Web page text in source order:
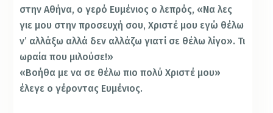
στην Αθήνα, ο γερό Ευμένιος ο λεπρός, «Να λες
γιε μου στην προσευχή σου, Χριστέ μου εγώ θέλω
ν’ αλλάξω αλλά δεν αλλάζω γιατί σε θέλω λίγο». Τι
ωραία που μιλούσε!»
«Βοήθα με να σε θέλω πιο πολύ Χριστέ μου»
έλεγε ο γέροντας Ευμένιος.